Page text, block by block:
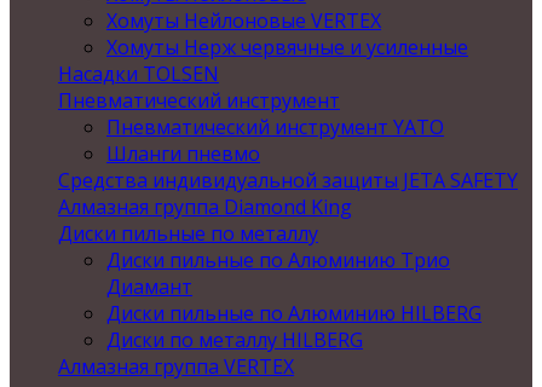
Хомуты Нейлоновые VERTEX
Хомуты Нерж червячные и усиленные
Насадки TOLSEN
Пневматический инструмент
Пневматический инструмент YATO
Шланги пневмо
Средства индивидуальной защиты JETA SAFETY
Алмазная группа Diamond King
Диски пильные по металлу
Диски пильные по Алюминию Трио
Диамант
Диски пильные по Алюминию HILBERG
Диски по металлу HILBERG
Алмазная группа VERTEX